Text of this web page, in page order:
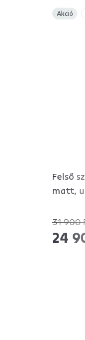
Akció
Felső
matt,
31 900
24